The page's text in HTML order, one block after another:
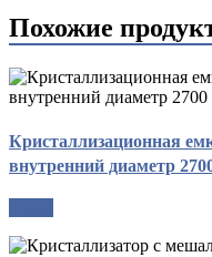
Похожие
Кристаллизационная
внутренний диаметр